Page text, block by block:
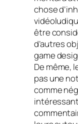
chose
être
d’autres
game
De même,
pas une
comme